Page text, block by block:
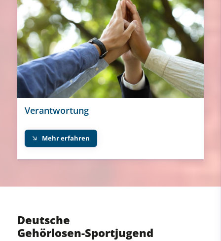
Verantwortung
Mehr erfahren
Deutsche
Gehörlosen-Sportjugend